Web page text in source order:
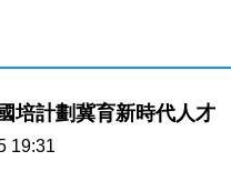
培計劃冀育新時代人才
19:31